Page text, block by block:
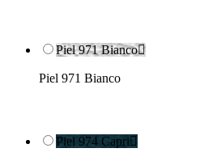
Piel 971 Bianco
Piel 971 Bianco
Piel 974 Capri